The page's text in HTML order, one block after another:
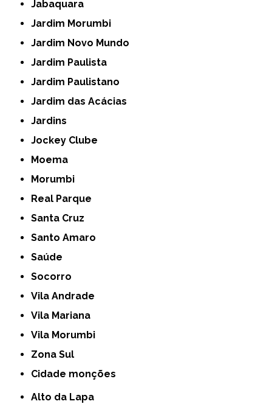
Jabaquara
Jardim Morumbi
Jardim Novo Mundo
Jardim Paulista
Jardim Paulistano
Jardim das Acácias
Jardins
Jockey Clube
Moema
Morumbi
Real Parque
Santa Cruz
Santo Amaro
Saúde
Socorro
Vila Andrade
Vila Mariana
Vila Morumbi
Zona Sul
cidade monções
Alto da Lapa